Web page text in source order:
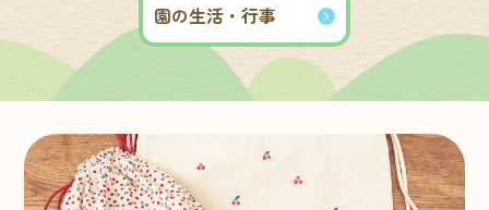
園の生活・行事